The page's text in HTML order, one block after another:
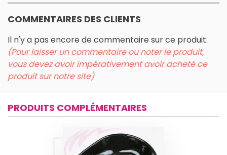
COMMENTAIRES DES CLIENTS
Il n'y a pas encore de commentaire sur ce produit.
(Pour laisser un commentaire ou noter le produit,
vous devez avoir impérativement avoir acheté ce
produit sur notre site)
PRODUITS COMPLÉMENTAIRES